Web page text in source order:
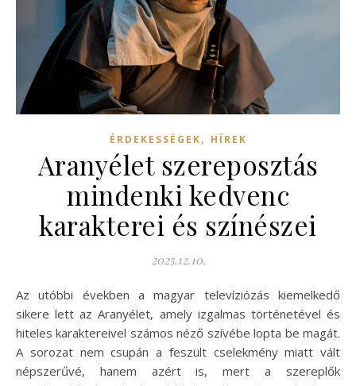
ÉRDEKESSÉGEK, HÍREK
Aranyélet szereposztás
mindenki kedvenc
karakterei és színészei
2025.12.10.
Az utóbbi években a magyar televíziózás kiemelkedő
sikere lett az Aranyélet, amely izgalmas történetével és
hiteles karaktereivel számos néző szívébe lopta be magát.
A sorozat nem csupán a feszült cselekmény miatt vált
népszerűvé, hanem azért is, mert a szereplők